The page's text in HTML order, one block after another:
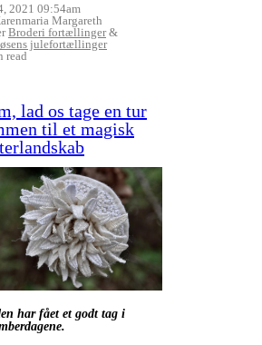
2021 09:54am
Margareth
Broderi fortællinger&
julefortællinger
read
lad os tage en tur
til et magisk
har fået et godt tag i